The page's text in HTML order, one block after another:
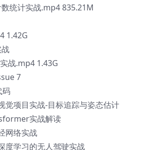
统计实战.mp4 835.21M
1.42G
战.mp4 1.43G
7
码
项目实战-目标追踪与姿态估计
实战解读
网络实战
学习的无人驾驶实战